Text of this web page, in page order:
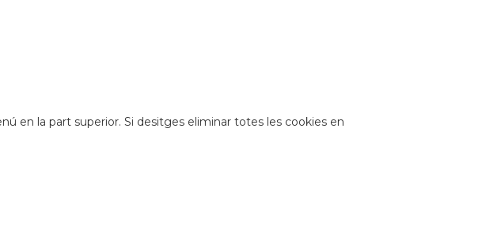
en la part superior. Si desitges eliminar totes les cookies en